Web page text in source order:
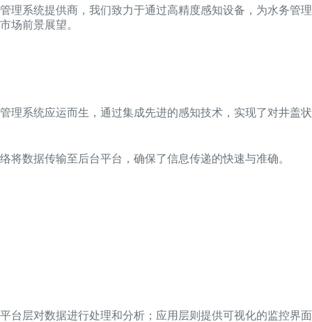
理系统提供商，我们致力于通过高精度感知设备，为水务管理
场前景展望。
理系统应运而生，通过集成先进的感知技术，实现了对井盖状
数据传输至后台平台，确保了信息传递的快速与准确。
台层对数据进行处理和分析；应用层则提供可视化的监控界面